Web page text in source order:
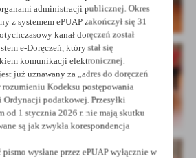
administracji publicznej. Okres
z systemem ePUAP zakończył się 31
kanał doręczeń został
e-Doręczeń, który stał się
komunikacji elektronicznej.
już uznawany za „adres do doręczeń
Kodeksu postępowania
podatkowej. Przesyłki
od 1 stycznia 2026 r. nie mają skutku
są jak zwykła korespondencja
wysłane przez ePUAP wyłącznie w